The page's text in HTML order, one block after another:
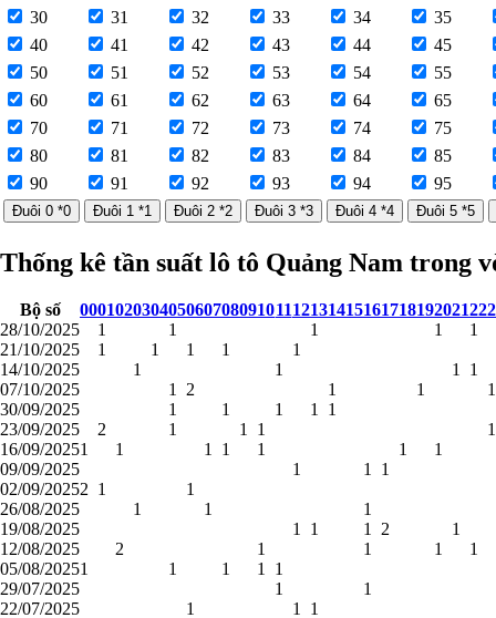
30
31 32 33 34
35
40
41 42 43 44
45
50
51 52 53 54
55
60
61 62 63 64
65
70
71 72 73 74
75
80
81 82 83 84
85
90
91 92 93 94 95
Đuôi 0 *0 Đuôi 1 *1 Đuôi 2 *2 Đuôi 3 *3 Đuôi 4 *4 Đuôi 5 *5
Thống kê tần suất lô tô Quảng Nam trong
Bộ số 0001020304050607080910111213141516171819202122
28/10/2025
1 1 1 1
1
21/10/2025
1 1 1 1
1
14/10/2025
1 1 1
1
07/10/2025
1 2 1 1
1
30/09/2025
1 1 1 1
1
23/09/2025
2 1 1 1
1
16/09/20251 1 1 1 1 1
1
09/09/2025
1 1
1
02/09/20252 1
1
26/08/2025
1 1
1
19/08/2025
1 1 1 2
1
12/08/2025
2 1 1 1
1
05/08/20251 1 1 1
1
29/07/2025
1
1
22/07/2025
1 1
1